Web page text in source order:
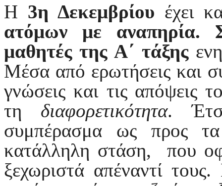
Η 3η Δεκεμβρίου έχει
ατόμων με αναπηρία.
μαθητές της Α΄ τάξης
Μέσα από ερωτήσεις και
γνώσεις και τις απόψεις
τη διαφορετικότητα.
συμπέρασμα ως προς
κατάλληλη στάση, που
ξεχωριστά απέναντί τους.